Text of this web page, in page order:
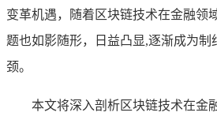
变革机遇，随着区块链技术在金融领
题也如影随形，日益凸显,逐渐成为制
颈。
本文将深入剖析区块链技术在金